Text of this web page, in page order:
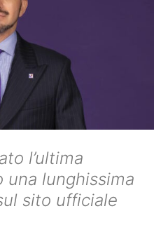
l’ultima
lunghissima
sito ufficiale